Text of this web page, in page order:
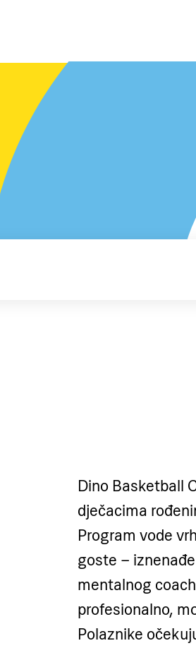
Dino Basketball
dječacima
Program vode
goste –
mentalnog
profesionalno,
Polaznike